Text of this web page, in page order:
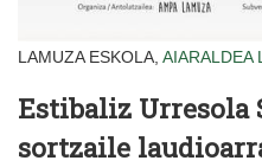
LAMUZA ESKOLA, AIARALDEA
Estibaliz Urresola
sortzaile